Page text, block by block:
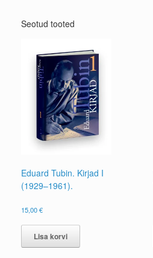
Seotud tooted
Eduard Tubin. Kirjad I
(1929–1961).
15,00€
Lisa korvi